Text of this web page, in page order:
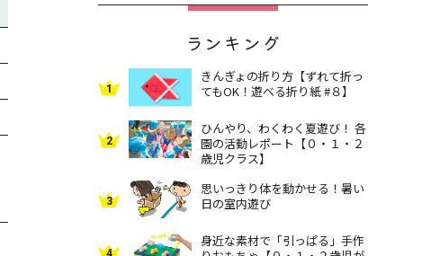
ランキング
1
きんぎょの折り方【ずれて折っ
てもOK！遊べる折り紙 #８】
2
ひんやり、わくわく夏遊び！ 各
園の活動レポート【０・１・２
歳児クラス】
3
思いっきり体を動かせる！暑い
日の室内遊び
4
身近な素材で「引っぱる」手作